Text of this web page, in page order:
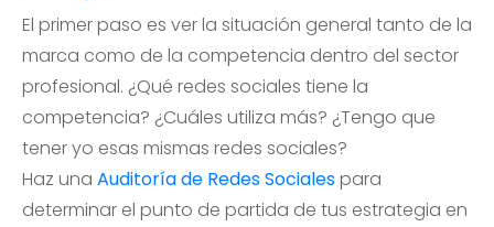
El primer paso es ver la situación general tanto de la
marca como de la competencia dentro del sector
profesional. ¿Qué redes sociales tiene la
competencia? ¿Cuáles utiliza más? ¿Tengo que
tener yo esas mismas redes sociales?
Haz una Auditoría de Redes Socialespara
determinar el punto de partida de tus estrategia en